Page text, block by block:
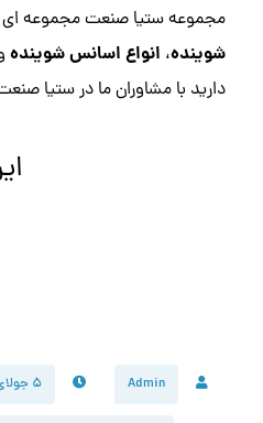
مجموعه ستیا صنعت مجموعه ای
شوینده، انواع اسانس شوینده
دارید با مشاوران ما در ستیا
Admin ۵ جولای, ۲۰۲۱